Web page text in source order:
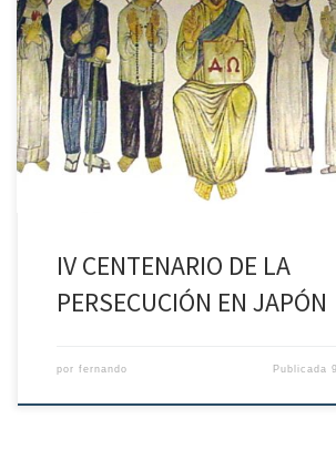
10 septiembre 1622 – 10 septiembre 2022
centenario del martirio de varios miembros de
Dominicana ofrecemos esta información
Sy, OP, misionero dominico en Taiwan IV
PERSECUCIÓN EN JAPÓN 1622 La entrada
IV CENTENARIO DE LA
PERSECUCIÓN EN JAPÓN
por fernando Publicada